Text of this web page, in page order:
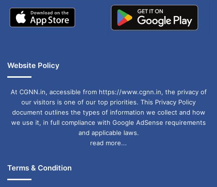
Website Policy
At CGNN.in, accessible from https://www.cgnn.in, the privacy of
our visitors is one of our top priorities. This Privacy Policy
document outlines the types of information we collect and how
we use it, in full compliance with Google AdSense requirements
and applicable laws.
read more...
Terms & Condition